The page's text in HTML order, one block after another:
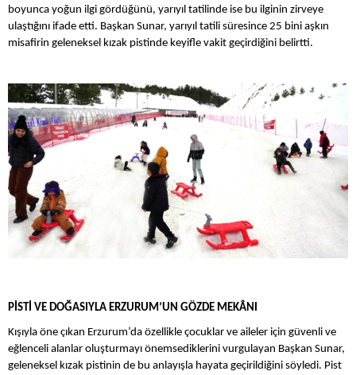
boyunca yoğun ilgi gördüğünü, yarıyıl tatilinde ise bu ilginin zirveye
ulaştığını ifade etti. Başkan Sunar, yarıyıl tatili süresince 25 bini aşkın
misafirin geleneksel kızak pistinde keyifle vakit geçirdiğini belirtti.
PİSTİ VE DOĞASIYLA ERZURUM’UN GÖZDE MEKÂNI
Kışıyla öne çıkan Erzurum’da özellikle çocuklar ve aileler için güvenli ve
eğlenceli alanlar oluşturmayı önemsediklerini vurgulayan Başkan Sunar,
geleneksel kızak pistinin de bu anlayışla hayata geçirildiğini söyledi. Pist